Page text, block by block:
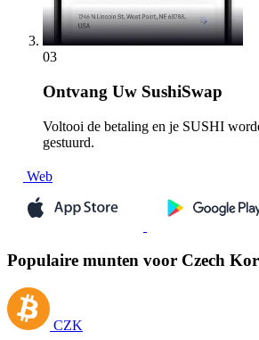
03
Ontvang Uw SushiSwap
Voltooi de betaling en je SUSHI
gestuurd.
Web
Populaire munten voor Czech
CZK